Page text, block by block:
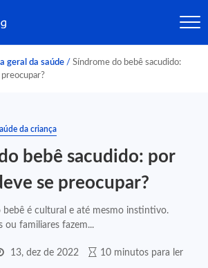
geral da saúde / Síndrome do bebê sacudido:
da criança
bebê sacudido: por
se preocupar?
bebê é cultural e até mesmo instintivo.
ou familiares fazem...
13, dez de 2022 10 minutos para ler